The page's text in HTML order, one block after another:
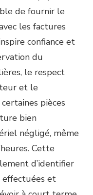
de fournir le
les factures
confiance et
du
le respect
et le
pièces
bien
négligé, même
Cette
d’identifier
effectuées et